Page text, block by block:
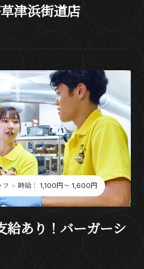
津浜街道店
フ 時給： 1,100円〜 1,600円
給あり！バーガーシ